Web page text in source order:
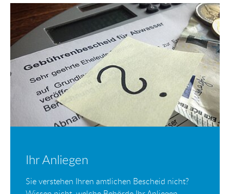
Ihr Anliegen
Sie verstehen Ihren amtlichen Bescheid nicht?